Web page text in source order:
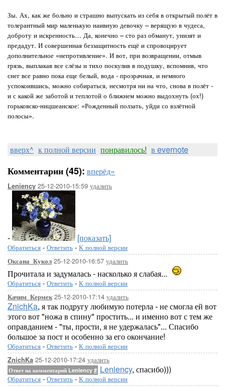
Зы. Ах, как же больно и страшно выпускать из себя в открытый полёт в
толерантный мир маленькую наивную девочку – верящую в чудеса,
доброту и искренность… Да, конечно – сто раз обманут, унизят и
предадут. И совершенная беззащитность ещё и спровоцирует
дополнительное «непротивление». И вот, при возвращении, отмыв
грязь, выплакав все слёзы и тихо поскулив в подушку, вспомнив, что
снег все равно пока еще белый, вода - прозрачная, и немного
успокоившись, можно собираться, несмотря ни на что, снова в полёт -
и с какой же заботой и теплотой о ближнем можно выдохнуть (ох!)
горьковско-ницшеанское: «Рожденный ползать, уйди со взлётной
полосы».
вверх^ к полной версии понравилось! в evernote
Комментарии (45): вперёд»
Leniency 25-12-2010-15:59 удалить
- [показать]
Обратиться - Ответить - К полной версии
Оксана_Кукол 25-12-2010-16:57 удалить
Прочитала и задумалась - насколько я слабая...
Обратиться - Ответить - К полной версии
Качим_Кермек25-12-2010-17:14 удалить
ZnichKa, я так подругу любимую потерла - не смогла ей вот
этого вот "ножа в спину" простить... и именно вот с тем же
оправданием - "ты, прости, я не удержалась"... Спасибо
большое за пост и особенно за его окончание!
Обратиться - Ответить - К полной версии
ZnichKa 25-12-2010-17:24 удалить
Ответ на комментарий Leniency # Leniency, спасибо)))
Обратиться - Ответить - К полной версии